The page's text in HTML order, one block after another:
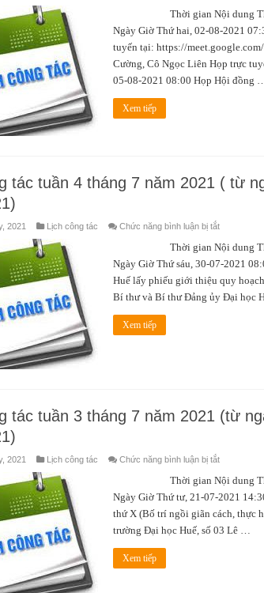
công
tác
tuần
tháng
năm
2021
(
Thời gian Nội dung Thành
Ngày Giờ Thứ hai, 02-08-2021
tuyến tại: https://
Cường, Cô Ngọc Liên Họp trực
05-08-2021 08:00 Họp Hội đồng …
Xem tiếp
tác tuần 4 tháng 7 năm 2021 ( từ
2021 Lịch công tác Chức năng bình luận bị tắtở
công
tác
tuần
tháng
7
năm
Thời gian Nội dung Thành
Ngày Giờ Thứ sáu, 30-07-2021
Huế lấy phiếu giới thiệu quy
Bí thư và Bí thư Đảng ủy Đại học
Xem tiếp
tác tuần 3 tháng 7 năm 2021 (từ
2021 Lịch công tác Chức năng bình luận bị tắtở
công
tác
tuần
tháng
7
năm
Thời gian Nội dung Thành
Ngày Giờ Thứ tư, 21-07-2021
thứ X (Bố trí ngồi giãn cách,
trường Đại học Huế, số 03 Lê …
Xem tiếp